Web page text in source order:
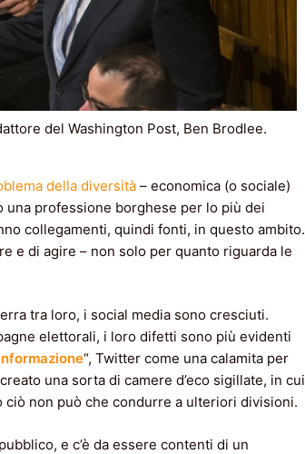
del Washington Post, Ben Brodlee.
della diversità – economica (o sociale)
professione borghese per lo più dei
collegamenti, quindi fonti, in questo ambito.
e di agire – non solo per quanto riguarda le
tra loro, i social media sono cresciuti.
elettorali, i loro difetti sono più evidenti
“, Twitter come una calamita per
una sorta di camere d’eco sigillate, in cui
non può che condurre a ulteriori divisioni.
e c’è da essere contenti di un